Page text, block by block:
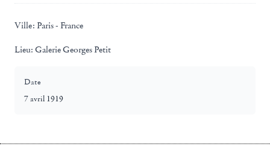
Ville: Paris - France
Lieu: Galerie Georges Petit
Date
7 avril 1919